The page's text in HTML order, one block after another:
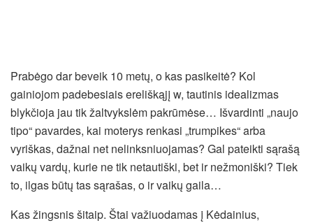
Prabėgo dar beveik 10 metų, o kas pasikeitė? Kol
gainiojom padebesiais ereliškąjį w, tautinis idealizmas
blykčioja jau tik žaltvykslėm pakrūmėse… Išvardinti „naujo
tipo“ pavardes, kai moterys renkasi „trumpikes“ arba
vyriškas, dažnai net nelinksniuojamas? Gal pateikti sąrašą
vaikų vardų, kurie ne tik netautiški, bet ir nežmoniški? Tiek
to, ilgas būtų tas sąrašas, o ir vaikų gaila…
Kas žingsnis šitaip. Štai važiuodamas į Kėdainius,